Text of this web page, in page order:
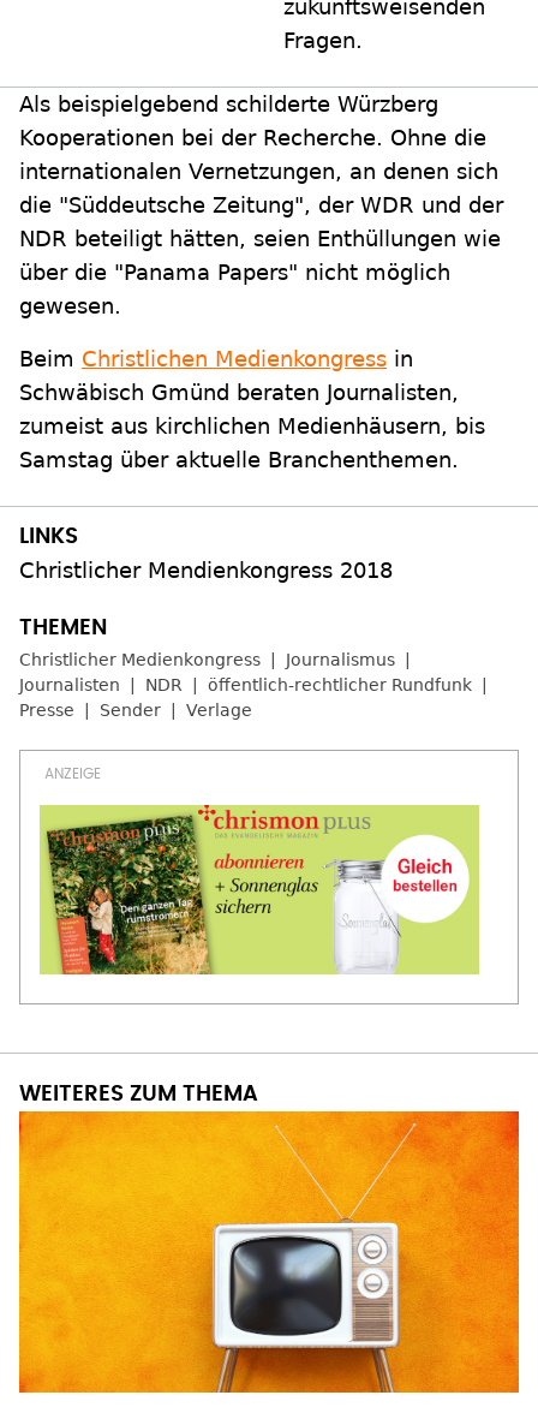
zukunftsweisenden
Fragen.
Als beispielgebend schilderte Würzberg
Kooperationen bei der Recherche. Ohne die
internationalen Vernetzungen, an denen sich
die "Süddeutsche Zeitung", der WDR und der
NDR beteiligt hätten, seien Enthüllungen wie
über die "Panama Papers" nicht möglich
gewesen.
Beim Christlichen Medienkongress in
Schwäbisch Gmünd beraten Journalisten,
zumeist aus kirchlichen Medienhäusern, bis
Samstag über aktuelle Branchenthemen.
Christlicher Mendienkongress 2018
Christlicher Medienkongress
Journalismus
Journalisten
NDR
öffentlich-rechtlicher Rundfunk
Presse
Sender Verlage
WEITERES ZUM THEMA